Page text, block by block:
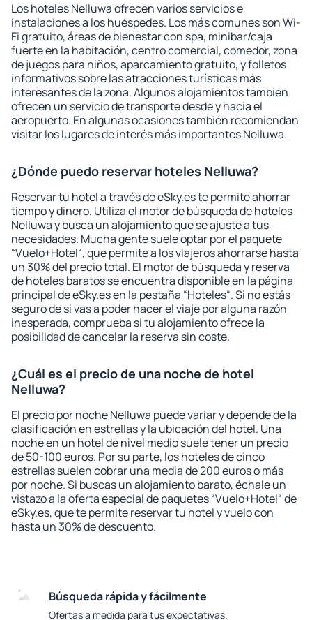
Los hoteles Nelluwa ofrecen varios servicios e
instalaciones a los huéspedes. Los más comunes son Wi-
Fi gratuito, áreas de bienestar con spa, minibar/caja
fuerte en la habitación, centro comercial, comedor, zona
de juegos para niños, aparcamiento gratuito, y folletos
informativos sobre las atracciones turísticas más
interesantes de la zona. Algunos alojamientos también
ofrecen un servicio de transporte desde y hacia el
aeropuerto. En algunas ocasiones también recomiendan
visitar los lugares de interés más importantes Nelluwa.
¿Dónde puedo reservar hoteles Nelluwa?
Reservar tu hotel a través de eSky.es te permite ahorrar
tiempo y dinero. Utiliza el motor de búsqueda de hoteles
Nelluwa y busca un alojamiento que se ajuste a tus
necesidades. Mucha gente suele optar por el paquete
“Vuelo+Hotel“, que permite a los viajeros ahorrarse hasta
un 30% del precio total. El motor de búsqueda y reserva
de hoteles baratos se encuentra disponible en la página
principal de eSky.es en la pestaña “Hoteles“. Si no estás
seguro de si vas a poder hacer el viaje por alguna razón
inesperada, comprueba si tu alojamiento ofrece la
posibilidad de cancelar la reserva sin coste.
¿Cuál es el precio de una noche de hotel
Nelluwa?
El precio por noche Nelluwa puede variar y depende de la
clasificación en estrellas y la ubicación del hotel. Una
noche en un hotel de nivel medio suele tener un precio
de 50-100 euros. Por su parte, los hoteles de cinco
estrellas suelen cobrar una media de 200 euros o más
por noche. Si buscas un alojamiento barato, échale un
vistazo a la oferta especial de paquetes “Vuelo+Hotel“ de
eSky.es, que te permite reservar tu hotel y vuelo con
hasta un 30% de descuento.
Búsqueda rápida y fácilmente
Ofertas a medida para tus expectativas.